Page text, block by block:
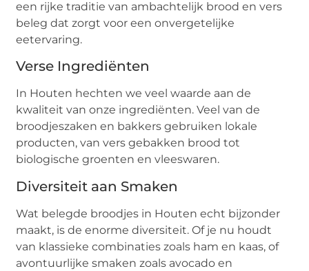
een rijke traditie van ambachtelijk brood en vers
beleg dat zorgt voor een onvergetelijke
eetervaring.
Verse Ingrediënten
In Houten hechten we veel waarde aan de
kwaliteit van onze ingrediënten. Veel van de
broodjeszaken en bakkers gebruiken lokale
producten, van vers gebakken brood tot
biologische groenten en vleeswaren.
Diversiteit aan Smaken
Wat belegde broodjes in Houten echt bijzonder
maakt, is de enorme diversiteit. Of je nu houdt
van klassieke combinaties zoals ham en kaas, of
avontuurlijke smaken zoals avocado en